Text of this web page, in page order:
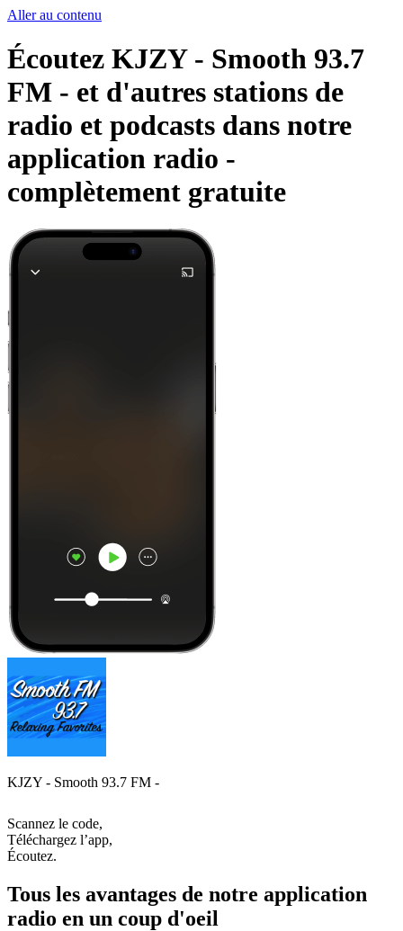
Aller au contenu
Écoutez KJZY - Smooth 93.7
FM - et d'autres stations de
radio et podcasts dans notre
application radio -
complètement gratuite
KJZY - Smooth 93.7 FM -
Scannez le code,
Téléchargez l’app,
Écoutez.
Tous les avantages de notre application
radio en un coup d'oeil